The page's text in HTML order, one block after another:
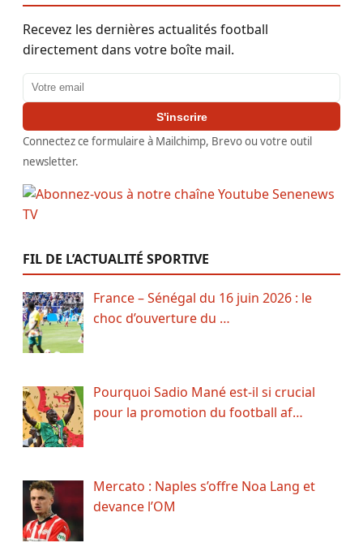
Recevez les dernières actualités football
directement dans votre boîte mail.
Adresse email
S'inscrire
Connectez ce formulaire à Mailchimp, Brevo ou votre outil
newsletter.
FIL DE L’ACTUALITÉ SPORTIVE
France – Sénégal du 16 juin 2026 : le
choc d’ouverture du …
Pourquoi Sadio Mané est-il si crucial
pour la promotion du football af…
Mercato : Naples s’offre Noa Lang et
devance l’OM